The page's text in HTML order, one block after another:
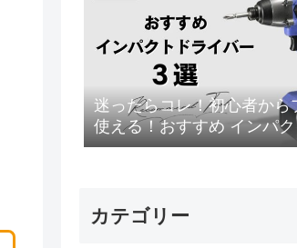
迷ったらコレ！初心者から
使える！おすすめ インパ
バー 3選
カテゴリー